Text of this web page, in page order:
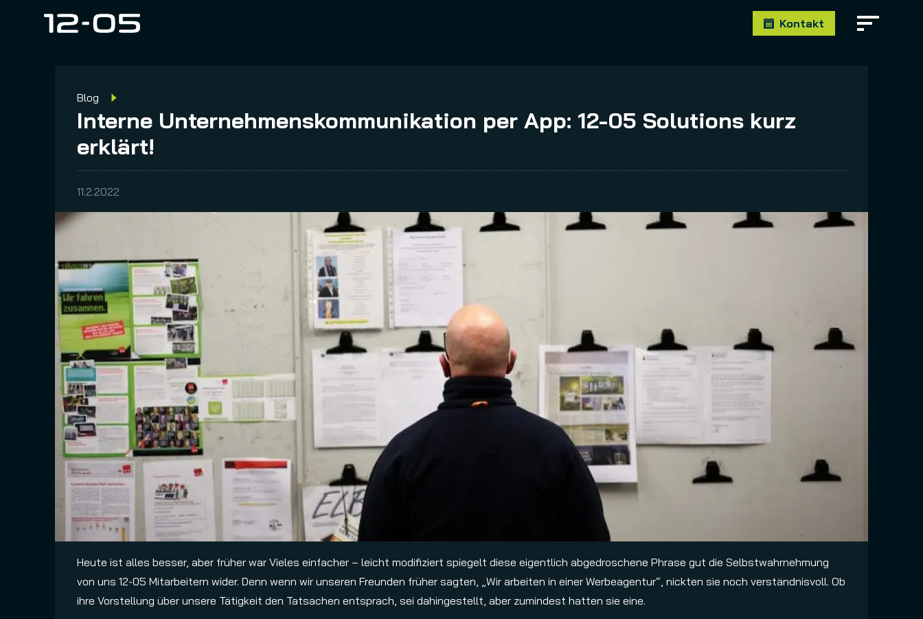
Kontakt
Blog
Interne Unternehmenskommunikation per App: 12-05 Solutions kurz
erklärt!
11.2.2022
Heute ist alles besser, aber früher war Vieles einfacher – leicht modifiziert spiegelt diese eigentlich abgedroschene Phrase gut die Selbstwahrnehmung
von uns 12-05 Mitarbeitern wider. Denn wenn wir unseren Freunden früher sagten, „Wir arbeiten in einer Werbeagentur“, nickten sie noch verständnisvoll. Ob
ihre Vorstellung über unsere Tätigkeit den Tatsachen entsprach, sei dahingestellt, aber zumindest hatten sie eine.